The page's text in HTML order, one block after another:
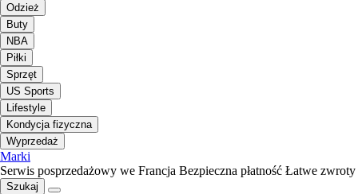
Odzież
Buty
NBA
Piłki
Sprzęt
US Sports
Lifestyle
Kondycja fizyczna
Wyprzedaż
Marki
Serwis posprzedażowy we Francja Bezpieczna płatność Łatwe zwroty
Szukaj